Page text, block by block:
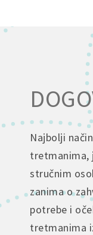
Najbolji
tretmanima,
stručnim
zanima o
potrebe i
tretmanima